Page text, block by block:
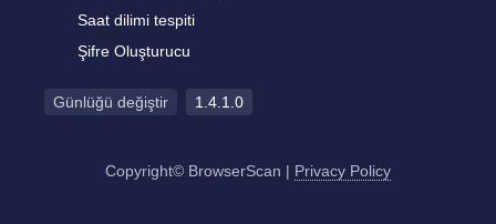
Saat dilimi tespiti
Şifre Oluşturucu
Günlüğü değiştir 1.4.1.0
Copyright© BrowserScan | Privacy Policy